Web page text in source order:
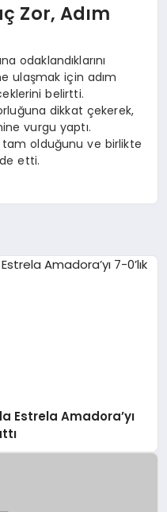
Zor, Adım
odaklandıklarını
ulaşmak için adım
belirtti.
dikkat çekerek,
vurgu yaptı.
tam olduğunu ve birlikte
etti.
Estrela Amadora’yı